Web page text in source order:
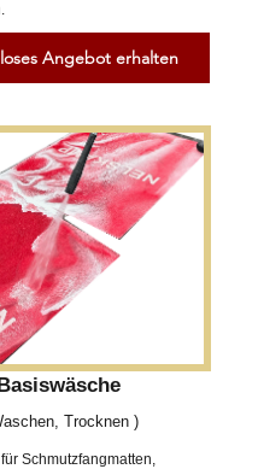
Angebot erhalten
Trocknen )
für Schmutzfangmatten,